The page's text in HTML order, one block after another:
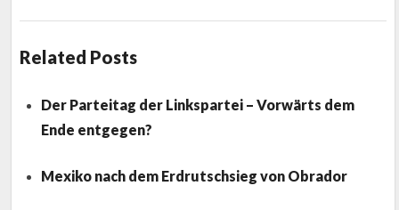
Related Posts
Der Parteitag der Linkspartei – Vorwärts dem
Ende entgegen?
Mexiko nach dem Erdrutschsieg von Obrador